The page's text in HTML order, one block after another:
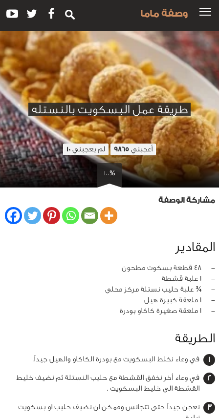
وصفة ماما
طريقة عمل البسكويت بالنستله
أعجبني 9865 لم يعجبني 10
100%
مشاركة الوصفة
المقادير
‏-
48 قطعة بسكوت مطحون
‏-
1 علبة قشطة
‏-
¾ علبة حليب نستلة مركز محلى
‏-
1 ملعقة كبيرة هيل
‏-
1 ملعقة صغيرة كاكاو بودرة
الطريقة
في وعاء نخلط البسكويت مع بودرة الكاكاو والهيل جيداً.
في وعاء أخر نخفق القشطة مع حليب النستلة ثم نضيف خليط
القشطة الى خليط البسكويت .
نعجن جيداً حتى تتجانس وممكن ان نضيف حليب او بسكويت